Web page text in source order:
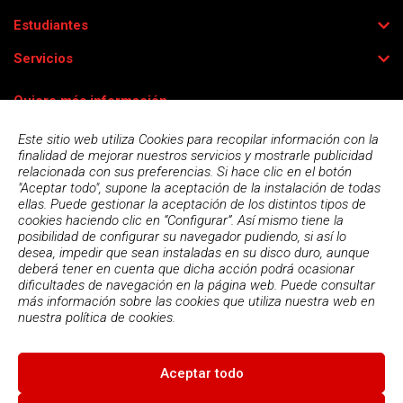
Este sitio web utiliza Cookies para recopilar información con la
finalidad de mejorar nuestros servicios y mostrarle publicidad
relacionada con sus preferencias. Si hace clic en el botón
"Aceptar todo", supone la aceptación de la instalación de todas
ellas. Puede gestionar la aceptación de los distintos tipos de
cookies haciendo clic en “Configurar”. Así mismo tiene la
posibilidad de configurar su navegador pudiendo, si así lo
desea, impedir que sean instaladas en su disco duro, aunque
deberá tener en cuenta que dicha acción podrá ocasionar
dificultades de navegación en la página web. Puede consultar
más información sobre las cookies que utiliza nuestra web en
nuestra política de cookies.
Aceptar todo
Estudiantes
Servicios
Quiero más información
Acepto lapolítica de privacidad
© 2026